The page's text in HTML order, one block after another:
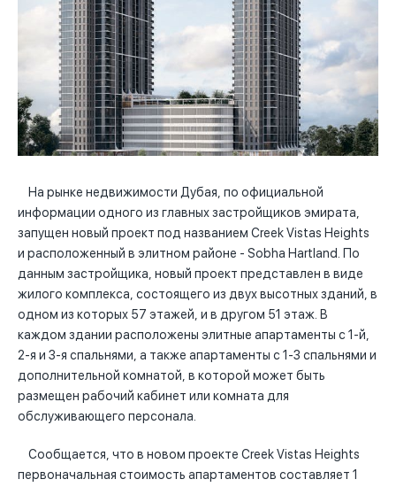
На рынке недвижимости Дубая, по официальной
информации одного из главных застройщиков эмирата,
запущен новый проект под названием Creek Vistas Heights
и расположенный в элитном районе - Sobha Hartland. По
данным застройщика, новый проект представлен в виде
жилого комплекса, состоящего из двух высотных зданий, в
одном из которых 57 этажей, и в другом 51 этаж. В
каждом здании расположены элитные апартаменты с 1-й,
2-я и 3-я спальнями, а также апартаменты с 1-3 спальнями и
дополнительной комнатой, в которой может быть
размещен рабочий кабинет или комната для
обслуживающего персонала.
Сообщается, что в новом проекте Creek Vistas Heights
первоначальная стоимость апартаментов составляет 1